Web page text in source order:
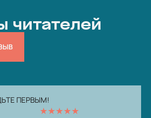
читателей
ПЕРВЫМ!
★★★★★